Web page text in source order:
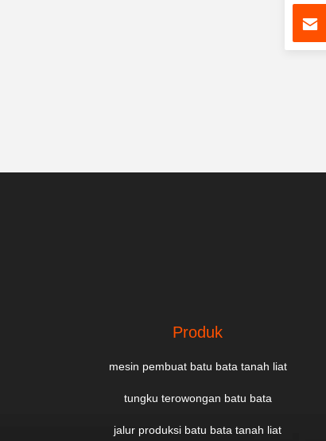
Produk
mesin pembuat batu bata tanah liat
tungku terowongan batu bata
jalur produksi batu bata tanah liat